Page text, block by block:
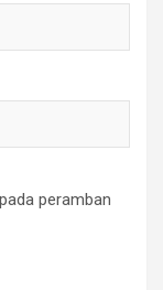
peramban